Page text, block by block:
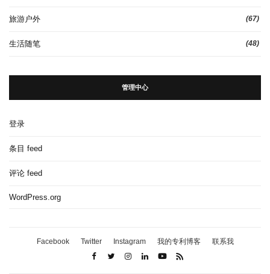
旅游户外 (67)
生活随笔 (48)
管理中心
登录
条目 feed
评论 feed
WordPress.org
Facebook Twitter Instagram 我的专利博客 联系我